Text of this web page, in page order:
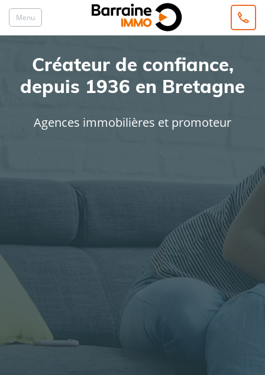
Menu
Créateur de confiance,
depuis 1936 en Bretagne
Agences immobilières et promoteur
Rayon